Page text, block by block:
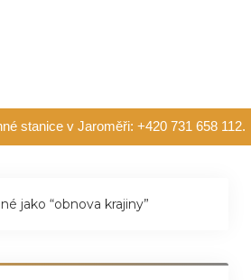
stanice v Jaroměři: +420 731 658 112.
jako “obnova krajiny”